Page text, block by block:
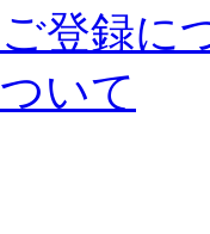
登録に
いて